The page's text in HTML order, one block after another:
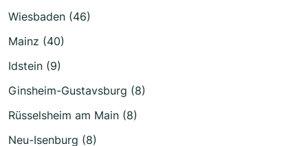
Wiesbaden (46)
Mainz (40)
Idstein (9)
Ginsheim-Gustavsburg (8)
Rüsselsheim am Main (8)
Neu-Isenburg (8)